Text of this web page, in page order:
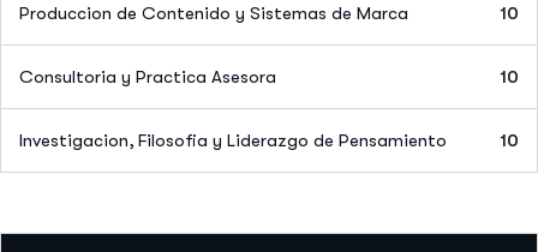
Produccion de Contenido y Sistemas de Marca 10
Consultoria y Practica Asesora 10
Investigacion, Filosofia y Liderazgo de Pensamiento 10